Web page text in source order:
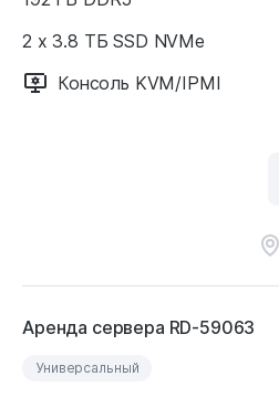
2 x 3.8 ТБ SSD NVMe
Консоль KVM/IPMI
Аренда сервера RD-59063
Универсальный